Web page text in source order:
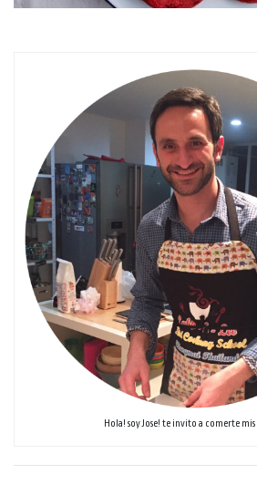
Hola! soy Jose! te invito a comerte mis